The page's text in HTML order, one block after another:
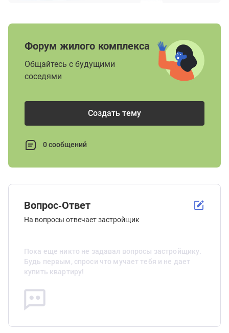
Форум жилого комплекса
Общайтесь с будущими
соседями
Создать тему
0 сообщений
Вопрос-Ответ
На вопросы отвечает застройщик
Пока еще никто не задавал вопросы застройщику.
Будь первым, спроси что мучает тебя и не дает
купить квартиру!